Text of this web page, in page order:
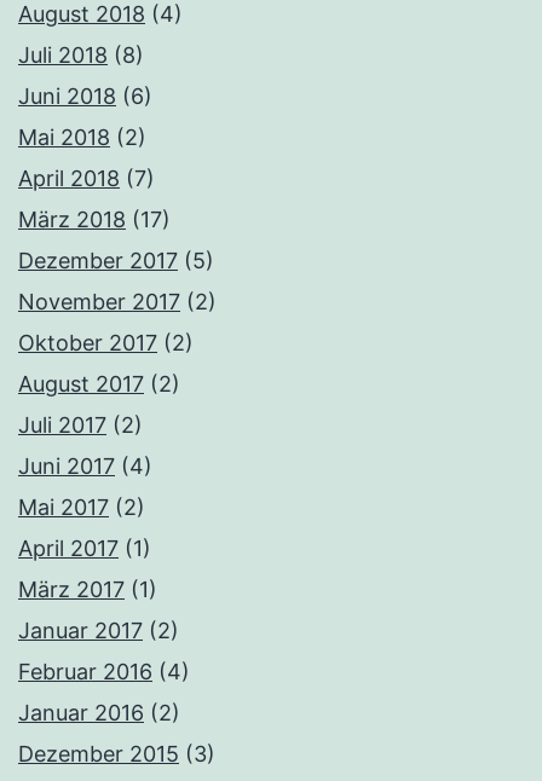
August 2018 (4)
Juli 2018 (8)
Juni 2018 (6)
Mai 2018 (2)
April 2018 (7)
März 2018 (17)
Dezember 2017 (5)
November 2017 (2)
Oktober 2017 (2)
August 2017 (2)
Juli 2017 (2)
Juni 2017 (4)
Mai 2017 (2)
April 2017 (1)
März 2017 (1)
Januar 2017 (2)
Februar 2016 (4)
Januar 2016 (2)
Dezember 2015 (3)